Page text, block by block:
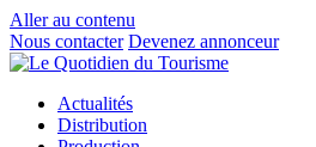
Aller au contenu
Nous contacter Devenez annonceur
Actualités
Distribution